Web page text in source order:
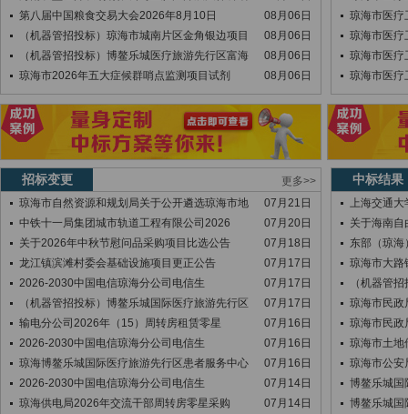
第八届中国粮食交易大会2026年8月10日
08月06日
（机器管招投标）琼海市城南片区金角银边项目
08月06日
（机器管招投标）博鳌乐城医疗旅游先行区富海
08月06日
琼海市2026年五大症候群哨点监测项目试剂
08月06日
琼海市医疗
琼海市医疗
琼海市医疗
琼海市医疗
招标变更
更多>>
琼海市自然资源和规划局关于公开遴选琼海市地
07月21日
中铁十一局集团城市轨道工程有限公司2026
07月20日
关于2026年中秋节慰问品采购项目比选公告
07月18日
龙江镇滨滩村委会基础设施项目更正公告
07月17日
2026-2030中国电信琼海分公司电信生
07月17日
（机器管招投标）博鳌乐城国际医疗旅游先行区
07月17日
输电分公司2026年（15）周转房租赁零星
07月16日
2026-2030中国电信琼海分公司电信生
07月16日
琼海博鳌乐城国际医疗旅游先行区患者服务中心
07月16日
2026-2030中国电信琼海分公司电信生
07月14日
琼海供电局2026年交流干部周转房零星采购
07月14日
中标结果
上海交通
关于海南
东部（琼
琼海市大路
（机器管
琼海市民政
琼海市民政
琼海市土地
琼海市公安
博鳌乐城国
博鳌乐城国